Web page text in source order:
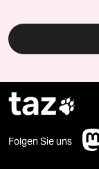
taz
Folgen Sie uns